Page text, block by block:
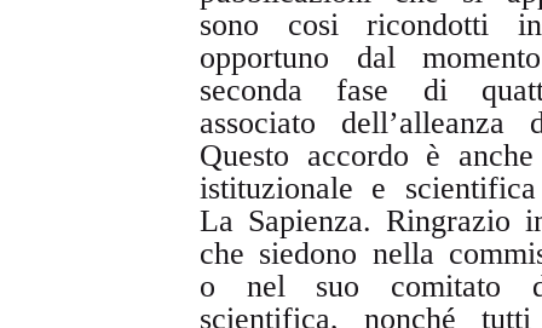
sono cosi ricondotti
opportuno dal
seconda fase di
associato
Questo accordo è
istituzionale e
La Sapienza. Ringrazio
che siedono nella
o nel suo comitato
scientifica, nonché